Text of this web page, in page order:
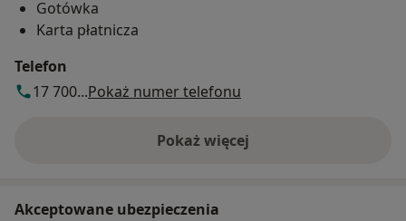
Gotówka
Karta płatnicza
Telefon
17 700...Pokaż numer telefonu
Pokaż więcej
o adresie
Akceptowane ubezpieczenia